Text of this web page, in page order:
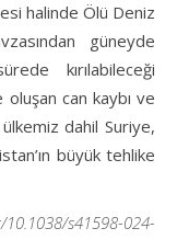
halinde Ölü Deniz
güneyde
kırılabileceği
can kaybı ve
dahil Suriye,
büyük tehlike
s41598-024-